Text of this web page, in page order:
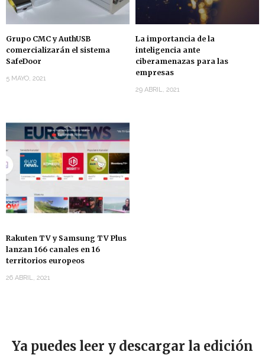
Grupo CMC y AuthUSB
comercializarán el sistema
SafeDoor
5 MAYO, 2021
La importancia de la
inteligencia ante
ciberamenazas para las
empresas
29 ABRIL, 2021
Rakuten TV y Samsung TV Plus
lanzan 166 canales en 16
territorios europeos
26 ABRIL, 2021
Ya puedes leer y descargar la edición